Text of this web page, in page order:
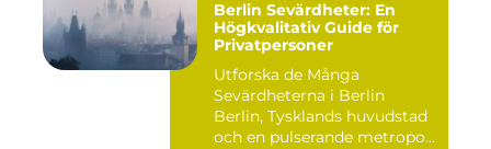
Berlin Sevärdheter: En
Högkvalitativ Guide för
Privatpersoner
Utforska de Många
Sevärdheterna i Berlin
Berlin, Tysklands huvudstad
och en pulserande metropol,